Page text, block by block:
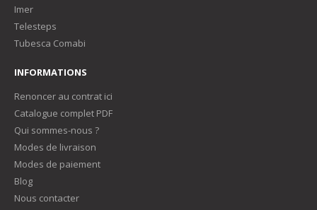
Imer
Telesteps
Tubesca Comabi
INFORMATIONS
Renoncer au contrat ici
Catalogue complet PDF
Qui sommes-nous ?
Modes de livraison
Modes de paiement
Blog
Nous contacter